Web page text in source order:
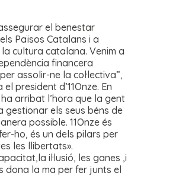
el benestar
Països Catalans i a
cultura catalana. Venim a
financera
assolir-ne la col·lectiva”,
president d’11Onze. En
arribat l’hora que la gent
gestionar els seus béns de
possible. 11Onze és
ho, és un dels pilars per
les llibertats».
il·lusió, les ganes ,i
dona la ma per fer junts el